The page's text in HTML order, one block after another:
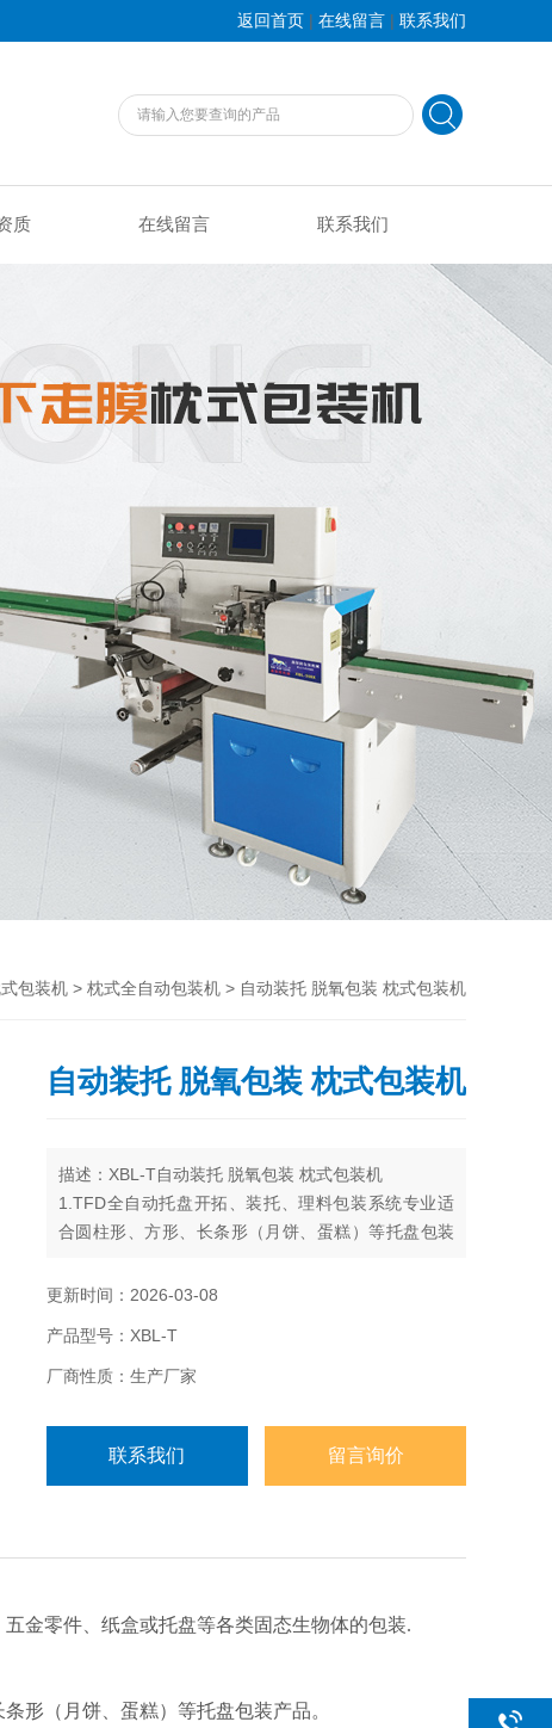
返回首页 | 在线留言 | 联系我们
质 在线留言 联系我们
包装机 > 枕式全自动包装机 > 自动装托 脱氧包装 枕式包装机
自动装托 脱氧包装 枕式包装机
描述：XBL-T自动装托 脱氧包装 枕式包装机
1.TFD全自动托盘开拓、装托、理料包装系统专业适
合圆柱形、方形、长条形（月饼、蛋糕）等托盘包装
2.系统可完成托盘自动分离开托盘（月饼、蛋糕）等
包装功能。包装过程无人接触食品。杜绝操作员工接
触食品造成二次污染，满足食品卫生
更新时间：2026-03-08
产品型号：XBL-T
厂商性质：生产厂家
联系我们 留言询价
金零件、纸盒或托盘等各类固态生物体的包装.
形（月饼、蛋糕）等托盘包装产品。